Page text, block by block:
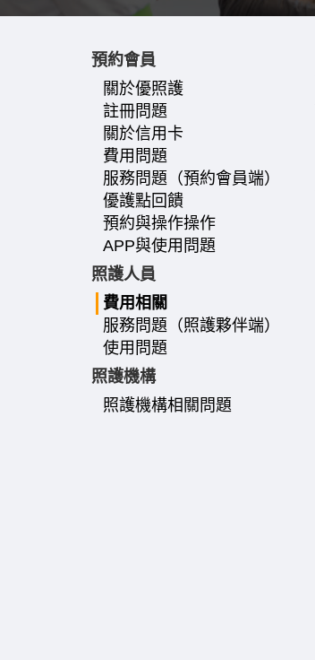
預約會員
關於優照護
註冊問題
關於信用卡
費用問題
服務問題（預約會員端）
優護點回饋
預約與操作操作
APP與使用問題
照護人員
費用相關
服務問題（照護夥伴端）
使用問題
照護機構
照護機構相關問題